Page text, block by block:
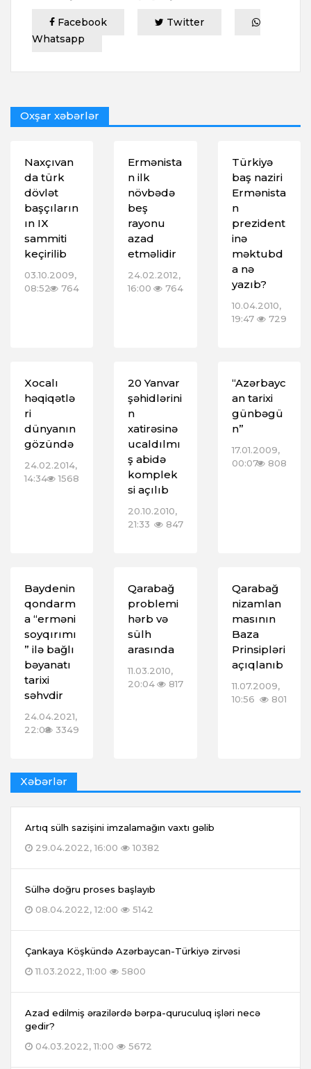
Facebook
Twitter
Whatsapp
Oxşar xəbərlər
Naxçıvan
da türk
dövlət
başçıların
ın IX
sammiti
keçirilib
03.10.2009,
08:52
764
Ermənista
n ilk
növbədə
beş
rayonu
azad
etməlidir
24.02.2012,
16:00
764
Türkiyə
baş naziri
Ermənista
n
prezident
inə
məktubd
a nə
yazıb?
10.04.2010,
19:47
729
Xocalı
həqiqətlə
ri
dünyanın
gözündə
24.02.2014,
14:34
1568
20 Yanvar
şəhidlərini
n
xatirəsinə
ucaldılmı
ş abidə
komplek
si açılıb
20.10.2010,
21:33
847
“Azərbayc
an tarixi
günbəgü
n”
17.01.2009,
00:07
808
Baydenin
qondarm
a “erməni
soyqırımı
” ilə bağlı
bəyanatı
tarixi
səhvdir
24.04.2021,
22:00 3349
Qarabağ
problemi
hərb və
sülh
arasında
11.03.2010,
20:04
817
Qarabağ
nizamlan
masının
Baza
Prinsipləri
açıqlanıb
11.07.2009,
10:56
801
Xəbərlər
Artıq sülh sazişini imzalamağın vaxtı gəlib
29.04.2022, 16:00
10382
Sülhə doğru proses başlayıb
08.04.2022, 12:00
5142
Çankaya Köşkündə Azərbaycan-Türkiyə zirvəsi
11.03.2022, 11:00
5800
Azad edilmiş ərazilərdə bərpa-quruculuq işləri necə
gedir?
04.03.2022, 11:00
5672